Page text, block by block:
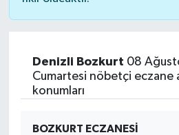
Denizli Bozkurt 08
Cumartesi nöbetçi eczane
konumları
BOZKURT ECZANESİ